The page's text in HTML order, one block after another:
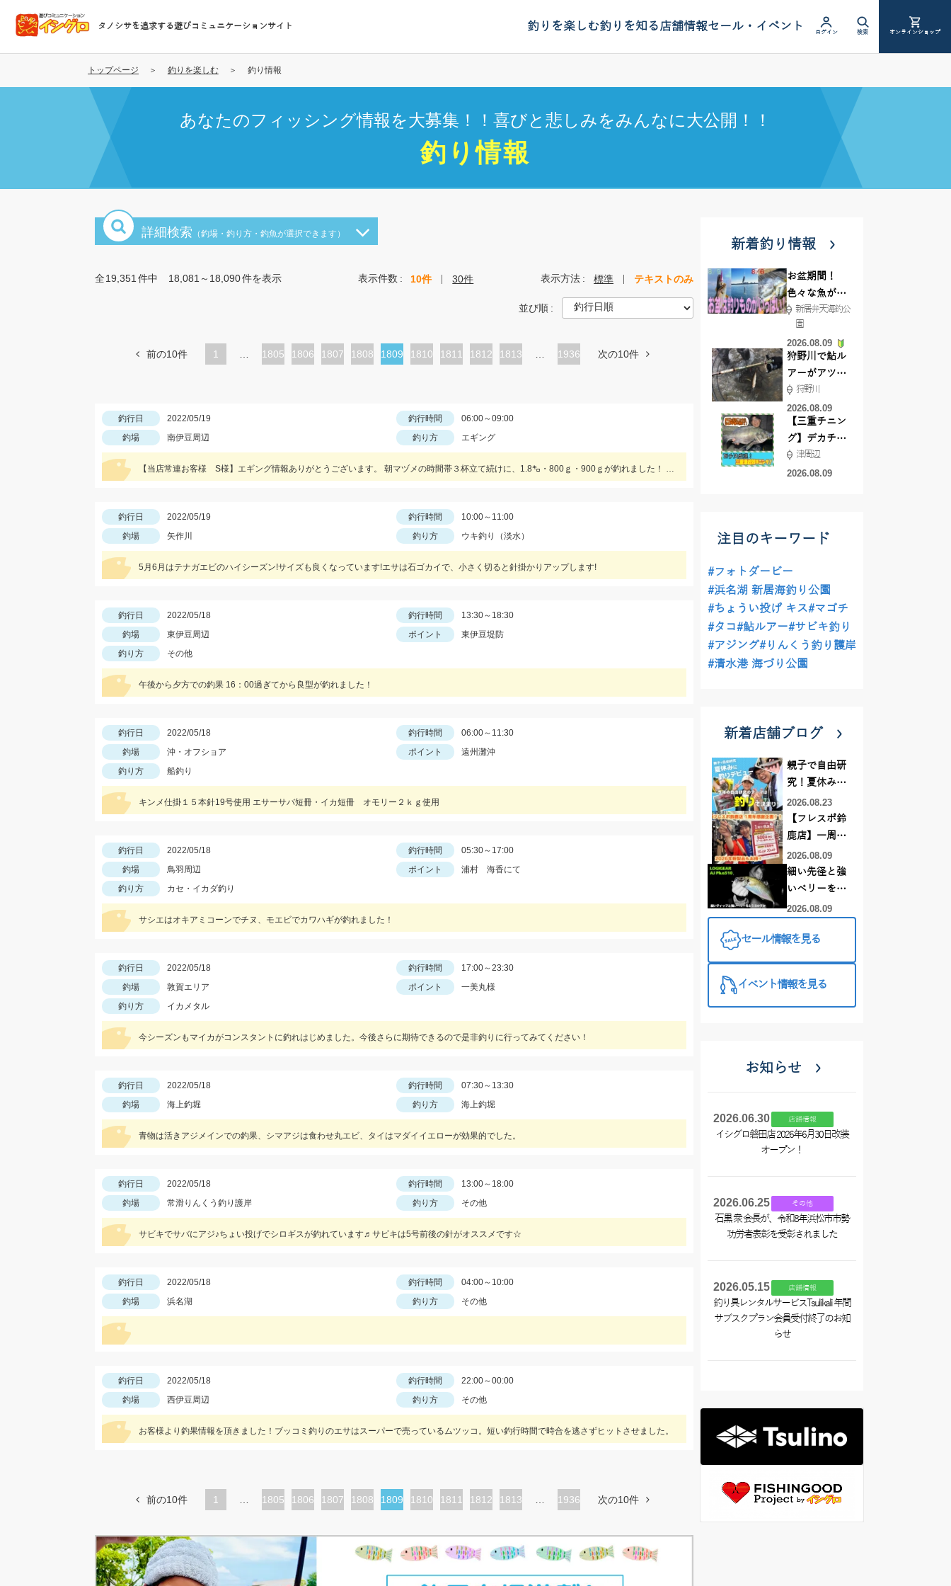
コ
テ
タノシサを追求する遊びコミュニケーションサイト 釣りを楽しむ釣りを知る店舗情報セール・イベント ログイン 検索 オンラインショップ
トップページ 釣りを楽しむ 釣り情報
あなたのフィッシング情報を大募集！！喜びと悲しみをみんなに大公開！！
釣り情報
詳細検索 （釣場・釣り方・釣魚が選択できます）
全19,351 件中 18,081～18,090件を表示 表示件数 10件 30件 表示方法 標準 テキストのみ
並び順
前の10件 1
ペ
1805
ペ
1806
ペ
1807
ペ
1808
カ
ジ
1809
ペ
1810
ペ
1811
ペ
1812
ペ
1813 1936 次の10件
釣行日 2022/05/19 釣行時間
06:00～09:00
釣場
南伊豆周辺 釣り方 エギング
【当店常連お客様 S様】エギング情報ありがとうございます。 朝マヅメの時間帯３杯立て続けに、1.8㌔・800ｇ・900ｇが釣れました！ 1.8㌔のヒットエギは【エギ王Ｋ3.5号 黒潮ＳＰ マッスルファイト】
釣行日 2022/05/19 釣行時間
10:00～11:00
釣場
矢作川 釣り方 ウキ釣り（淡水）
5月6月はテナガエビのハイシーズン!サイズも良くなっています!エサは石ゴカイで、小さく切ると針掛かりアップします!
釣行日 2022/05/18 釣行時間
13:30～18:30
釣場
東伊豆周辺 ポイント
東伊豆堤防
釣り方
その他
午後から夕方での釣果 16：00過ぎてから良型が釣れました！
釣行日 2022/05/18 釣行時間
06:00～11:30
釣場
沖・オフショア ポイント
遠州灘沖
釣り方
船釣り
キンメ仕掛１５本針19号使用 エサーサバ短冊・イカ短冊 オモリー２ｋｇ使用
釣行日 2022/05/18 釣行時間
05:30～17:00
釣場
鳥羽周辺 ポイント
浦村 海香にて
釣り方
カセ・イカダ釣り
サシエはオキアミコーンでチヌ、モエビでカワハギが釣れました！
釣行日 2022/05/18 釣行時間
17:00～23:30
釣場
敦賀エリア ポイント
一美丸様
釣り方
イカメタル
今シーズンもマイカがコンスタントに釣れはじめました。今後さらに期待できるので是非釣りに行ってみてください！
釣行日 2022/05/18 釣行時間
07:30～13:30
釣場
海上釣堀 釣り方 海上釣堀
青物は活きアジメインでの釣果、シマアジは食わせ丸エビ、タイはマダイイエローが効果的でした。
釣行日 2022/05/18 釣行時間
13:00～18:00
釣場
常滑りんくう釣り護岸 釣り方 その他
サビキでサバにアジ♪ちょい投げでシロギスが釣れています♬サビキは5号前後の針がオススメです☆
釣行日 2022/05/18 釣行時間
04:00～10:00
釣場
浜名湖 釣り方 その他
釣行日 2022/05/18 釣行時間
22:00～00:00
釣場
西伊豆周辺 釣り方 その他
お客様より釣果情報を頂きました！ブッコミ釣りのエサはスーパーで売っているムツッコ。短い釣行時間で時合を逃さずヒットさせました。
前の10件 1
ペ
1805
ペ
ジ
1806
ペ
1807
ペ
1808
カ
ト
1809
ペ
1810
ペ
1811
ペ
1812
ペ
1813 1936 次の10件
新着釣り情報
お盆期間！
色々な魚が沢
山釣れてます
よ！
新居弁天海釣公
園
2026.08.09
狩野川で鮎ル
アーがアツ
い！！
狩野川
2026.08.09
【三重チニン
グ】デカチヌ
狙いにはあの
ワーム！
津周辺
2026.08.09
注目のキーワード
#フォトダービー
#浜名湖 新居海釣り公園
#ちょうい投げ キス#マゴチ
#タコ#鮎ルアー#サビキ釣り
#アジング#りんくう釣り護岸
#清水港 海づり公園
新着店舗ブログ
親子で自由研
究！夏休みに
釣りデビュー
2026.08.23
【フレスポ鈴
鹿店】一周年
記念セール開
催中！新製品
ルアーロッド
もお買い
得！！！
2026.08.09
細い先径と強
いベリーをど
う活かすか |
プラス510の
2026.08.09
セール情報を見る
イベント情報を見る
お知らせ
2026.06.30 店舗情報
イシグロ磐田店 2026年6月30日改装
オープン！
2026.06.25 その他
石黒 衆 会長が、令和8年浜松市市勢
功労者表彰を受彰されました
2026.05.15 店舗情報
釣り具レンタルサービスTsulikali 年間
サブスクプラン会員受付終了のお知
らせ